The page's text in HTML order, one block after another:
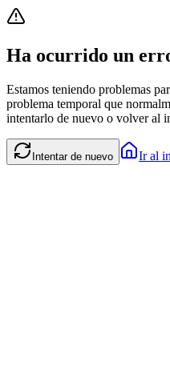
Ha ocurrido un
Estamos teniendo problemas
problema temporal que
intentarlo de nuevo o volver al
Intentar de nuevo Ir al